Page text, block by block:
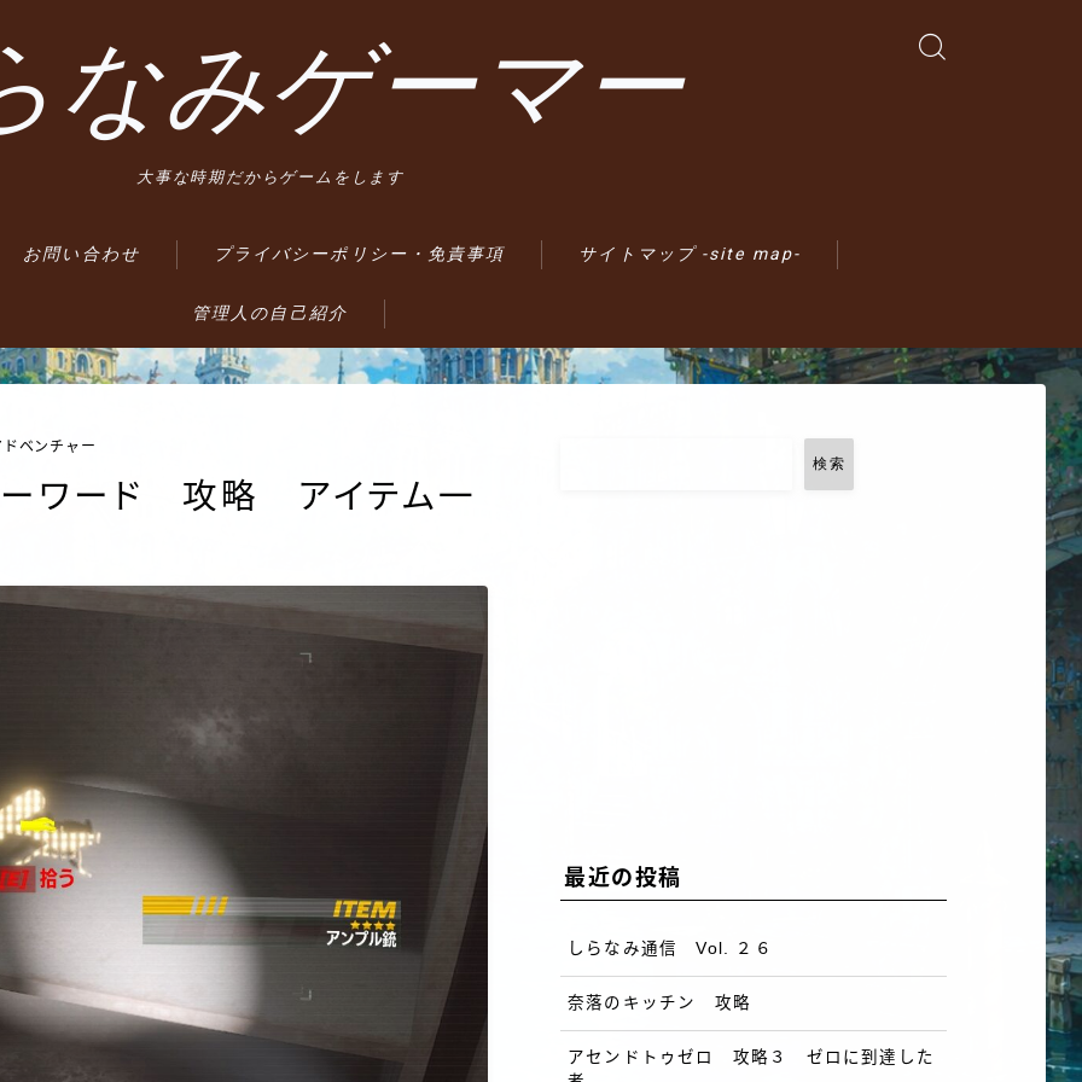
なみゲーマー
大事な時期だからゲームをします
お問い合わせ プライバシーポリシー・免責事項 サイトマップ -site map-
管理人の自己紹介
ベンチャー
ワード 攻略 アイテム一
検索
最近の投稿
しらなみ通信 Vol. ２６
奈落のキッチン 攻略
アセンドトゥゼロ 攻略３ ゼロに到達した